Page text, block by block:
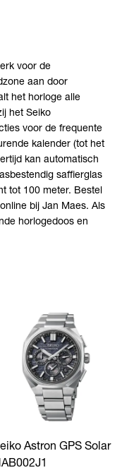
voor de
aan door
het horloge alle
het Seiko
voor de frequente
kalender (tot het
kan automatisch
saffierglas
tot 100 meter. Bestel
bij Jan Maes. Als
horlogedoos en
Astron GPS Solar